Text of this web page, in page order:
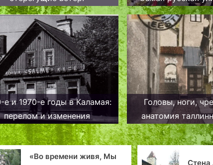
е и 1970-е годы в Каламая:
перелом и изменения
Головы, ноги,
анатомия
Мы
Стена для горожан